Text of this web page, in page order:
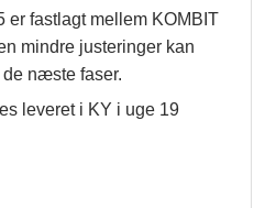
er fastlagt mellem KOMBIT
mindre justeringer kan
næste faser.
leveret i KY i uge 19